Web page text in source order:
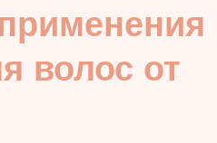
волос от